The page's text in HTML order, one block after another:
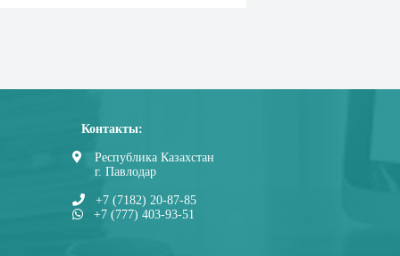
Контакты:
Республика Казахстан
г. Павлодар
+7 (7182) 20-87-85
+7 (777) 403-93-51